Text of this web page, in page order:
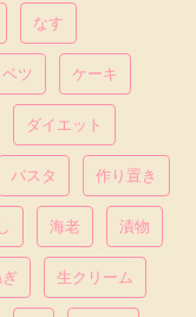
なす
ツ ケーキ
ダイエット
パスタ 作り置き
海老 漬物
生クリーム